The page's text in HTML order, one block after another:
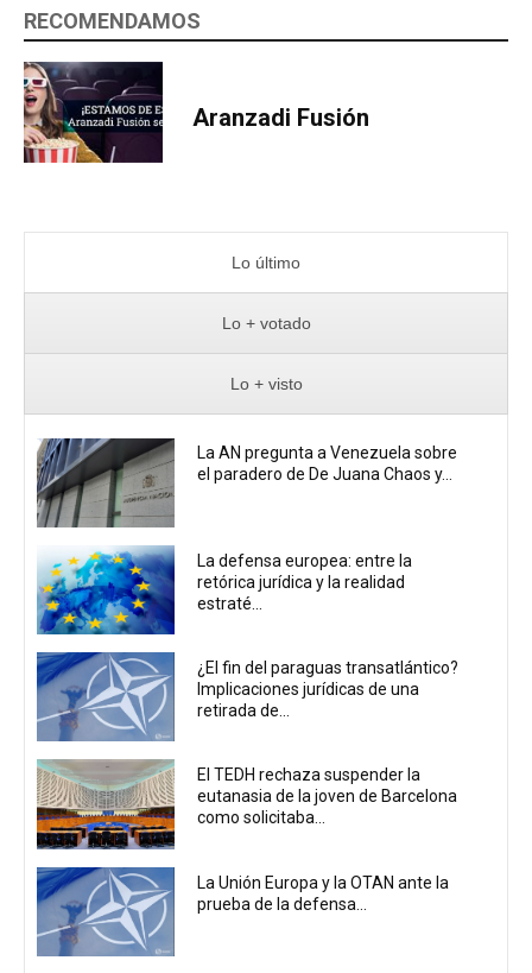
RECOMENDAMOS
Aranzadi Fusión
Lo último
Lo + votado
Lo + visto
La AN pregunta a Venezuela sobre
el paradero de De Juana Chaos y...
La defensa europea: entre la
retórica jurídica y la realidad
estraté...
¿El fin del paraguas transatlántico?
Implicaciones jurídicas de una
retirada de...
El TEDH rechaza suspender la
eutanasia de la joven de Barcelona
como solicitaba...
La Unión Europa y la OTAN ante la
prueba de la defensa...